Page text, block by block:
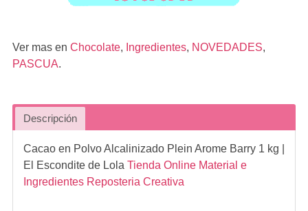
Ver mas en Chocolate, Ingredientes, NOVEDADES,
PASCUA.
Descripción
Cacao en Polvo Alcalinizado Plein Arome Barry 1 kg
El Escondite de Lola Tienda Online Material e
Ingredientes Reposteria Creativa